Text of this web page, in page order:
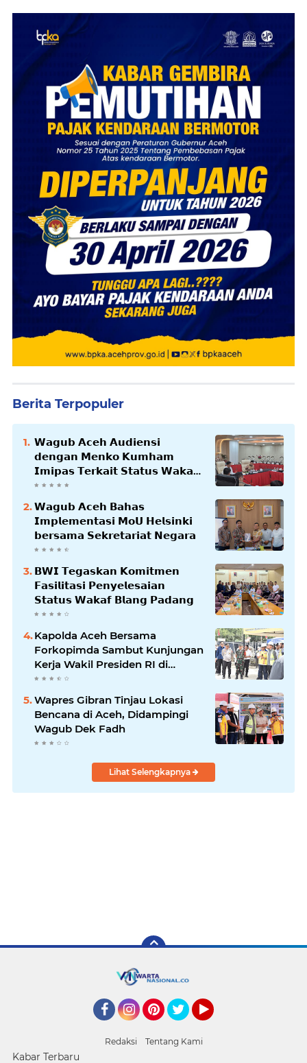
Berita Terpopuler
𝗪𝗮𝗴𝘂𝗯 𝗔𝗰𝗲𝗵 𝗔𝘂𝗱𝗶𝗲𝗻𝘀𝗶
𝗱𝗲𝗻𝗴𝗮𝗻 𝗠𝗲𝗻𝗸𝗼 𝗞𝘂𝗺𝗵𝗮𝗺
𝗜𝗺𝗶𝗽𝗮𝘀 𝗧𝗲𝗿𝗸𝗮𝗶𝘁 𝗦𝘁𝗮𝘁𝘂𝘀 𝗪𝗮𝗸𝗮𝗳
𝗕𝗹𝗮𝗻𝗴𝗽𝗮𝗱𝗮𝗻𝗴
𝗪𝗮𝗴𝘂𝗯 𝗔𝗰𝗲𝗵 𝗕𝗮𝗵𝗮𝘀
𝗜𝗺𝗽𝗹𝗲𝗺𝗲𝗻𝘁𝗮𝘀𝗶 𝗠𝗼𝗨 𝗛𝗲𝗹𝘀𝗶𝗻𝗸𝗶
𝗯𝗲𝗿𝘀𝗮𝗺𝗮 𝗦𝗲𝗸𝗿𝗲𝘁𝗮𝗿𝗶𝗮𝘁 𝗡𝗲𝗴𝗮𝗿𝗮
𝗕𝗪𝗜 𝗧𝗲𝗴𝗮𝘀𝗸𝗮𝗻 𝗞𝗼𝗺𝗶𝘁𝗺𝗲𝗻
𝗙𝗮𝘀𝗶𝗹𝗶𝘁𝗮𝘀𝗶 𝗣𝗲𝗻𝘆𝗲𝗹𝗲𝘀𝗮𝗶𝗮𝗻
𝗦𝘁𝗮𝘁𝘂𝘀 𝗪𝗮𝗸𝗮𝗳 𝗕𝗹𝗮𝗻𝗴 𝗣𝗮𝗱𝗮𝗻𝗴
Kapolda Aceh Bersama
Forkopimda Sambut Kunjungan
Kerja Wakil Presiden RI di
Kabupaten Bireuen
Wapres Gibran Tinjau Lokasi
Bencana di Aceh, Didampingi
Wagub Dek Fadh
Lihat Selengkapnya
Redaksi Tentang Kami
Kabar Terbaru